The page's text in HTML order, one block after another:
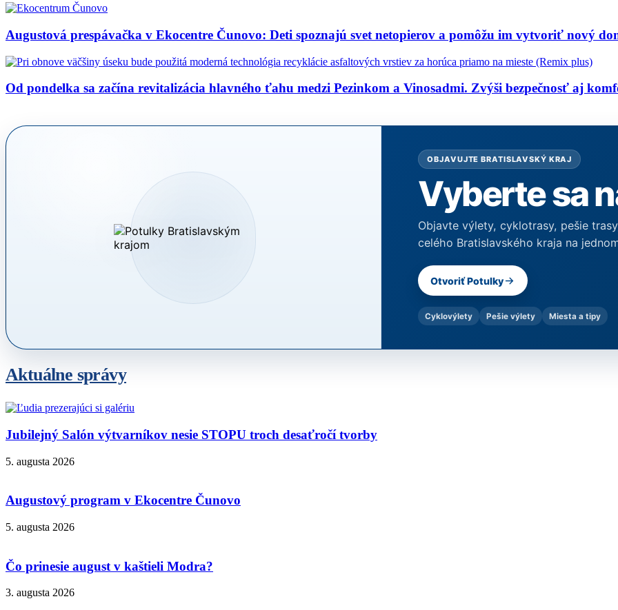
Augustová prespávačka v Ekocentre Čunovo: Deti spoznajú svet netopierov a pomôžu im vytvoriť nový
Od pondelka sa začína revitalizácia hlavného ťahu medzi Pezinkom a Vinosadmi. Zvýši bezpečnosť aj
OBJAVUJTE BRATISLAVSKÝ KRAJ
Vyberte sa
Objavte výlety, cyklotrasy, pešie
celého Bratislavského kraja na
Otvoriť Potulky
Cyklovýlety Pešie výlety Miesta a tipy
Aktuálne správy
Jubilejný Salón výtvarníkov nesie STOPU troch desaťročí tvorby
5. augusta 2026
Augustový program v Ekocentre Čunovo
5. augusta 2026
Čo prinesie august v kaštieli Modra?
3. augusta 2026